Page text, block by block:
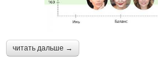
читать дальше →